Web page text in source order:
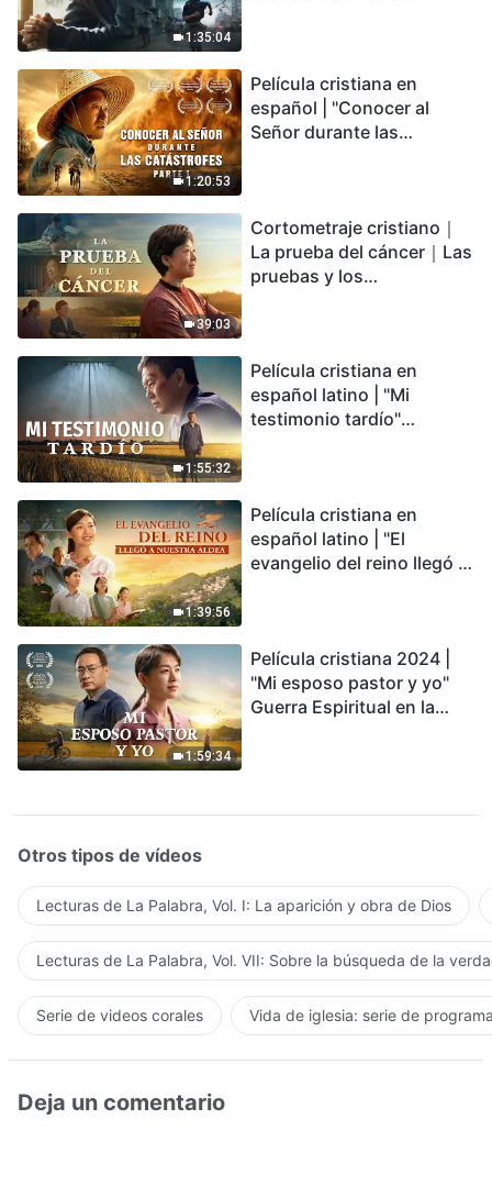
1:35:04
podemos sobrevivir?
1:20:53
Película cristiana en
español | "Conocer al
Señor durante las
encontrarás refugio?
39:03
Cortometraje cristiano｜
La prueba del cáncer｜Las
pruebas y los
1:55:32
Película cristiana en
español latino | "Mi
testimonio tardío"
conmovedor
1:39:56
Película cristiana en
español latino | "El
evangelio del reino llegó a
1:59:34
Película cristiana 2024 |
"Mi esposo pastor y yo"
Guerra Espiritual en la
Otros tipos de vídeos
Lecturas de La Palabra, Vol. I: La aparición y obra de Dios
Lecturas de La Palabra, Vol. VII: Sobre la búsqueda de la
Serie de videos corales Vida de iglesia: serie de
Deja un comentario